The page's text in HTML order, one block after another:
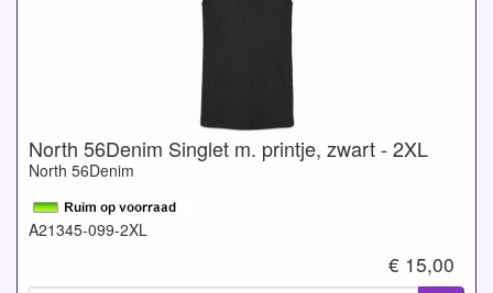
North 56Denim Singlet m. printje, zwart - 2XL
North 56Denim
A21345-099-2XL
€ 15,00